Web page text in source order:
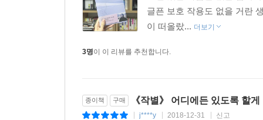
존재와 소멸의 슬프면서도 아름다운 경계로 우리
글픈 보호 작용도 없을 거란
이 떠올랐... 더보기
3명이 이 리뷰를 추천합니다.
종이책 구매 《작별》 어디에든 있도록 할게
j****y 2018-12-31 신고